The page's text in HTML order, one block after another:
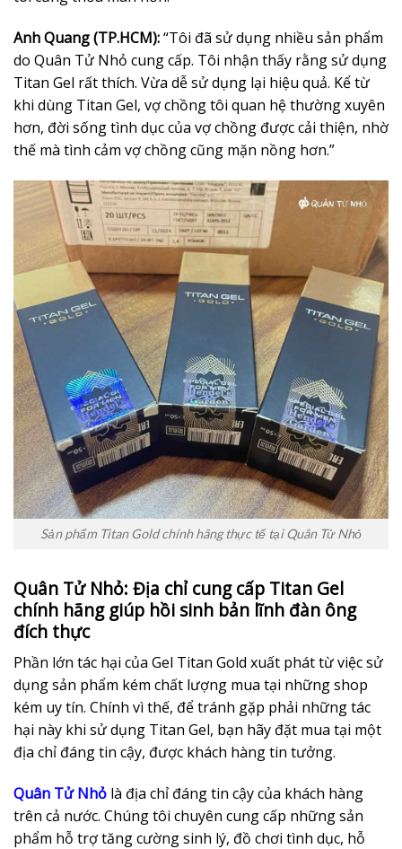
Anh Quang (TP.HCM):“Tôi đã sử dụng nhiều sản phẩm
do Quân Tử Nhỏ cung cấp. Tôi nhận thấy rằng sử dụng
Titan Gel rất thích. Vừa dễ sử dụng lại hiệu quả. Kể từ
khi dùng Titan Gel, vợ chồng tôi quan hệ thường xuyên
hơn, đời sống tình dục của vợ chồng được cải thiện, nhờ
thế mà tình cảm vợ chồng cũng mặn nồng hơn.”
Sản phẩm Titan Gold chính hãng thực tế tại Quân Tử Nhỏ
Quân Tử Nhỏ: Địa chỉ cung cấp Titan Gel
chính hãng giúp hồi sinh bản lĩnh đàn ông
đích thực
Phần lớn tác hại của Gel Titan Gold xuất phát từ việc sử
dụng sản phẩm kém chất lượng mua tại những shop
kém uy tín. Chính vì thế, để tránh gặp phải những tác
hại này khi sử dụng Titan Gel, bạn hãy đặt mua tại một
địa chỉ đáng tin cậy, được khách hàng tin tưởng.
Quân Tử Nhỏ là địa chỉ đáng tin cậy của khách hàng
trên cả nước. Chúng tôi chuyên cung cấp những sản
phẩm hỗ trợ tăng cường sinh lý, đồ chơi tình dục, hỗ